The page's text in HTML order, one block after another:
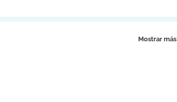
Mostrar más